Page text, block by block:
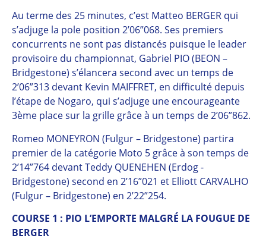
Au terme des 25 minutes, c’est Matteo BERGER qui
s’adjuge la pole position 2’06”068. Ses premiers
concurrents ne sont pas distancés puisque le leader
provisoire du championnat, Gabriel PIO (BEON –
Bridgestone) s’élancera second avec un temps de
2’06”313 devant Kevin MAIFFRET, en difficulté depuis
l’étape de Nogaro, qui s’adjuge une encourageante
3ème place sur la grille grâce à un temps de 2’06”862.
Romeo MONEYRON (Fulgur – Bridgestone) partira
premier de la catégorie Moto 5 grâce à son temps de
2’14”764 devant Teddy QUENEHEN (Erdog -
Bridgestone) second en 2’16”021 et Elliott CARVALHO
(Fulgur – Bridgestone) en 2’22”254.
COURSE 1 : PIO L’EMPORTE MALGRÉ LA FOUGUE DE
BERGER